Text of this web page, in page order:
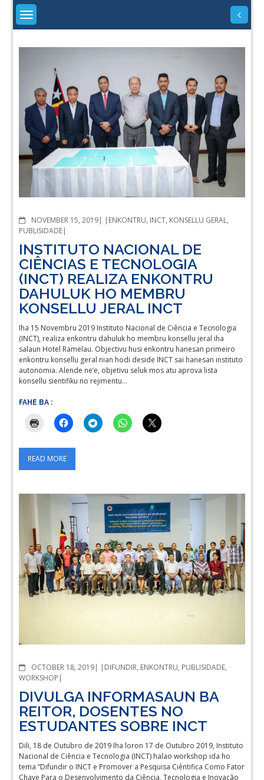
Skip
content
University
NOVEMBER 15, 2019 COMMENTS
ENKONTRU, INCT, KONSELLU GERAL,
PUBLISIDADE
INSTITUTO NACIONAL DE
CIÊNCIAS E TECNOLOGIA
(INCT) REALIZA ENKONTRU
DAHULUK HO MEMBRU
KONSELLU JERAL INCT
Iha 15 Novembru 2019 Instituto Nacional de Ciência e Tecnologia
(INCT), realiza enkontru dahuluk ho membru konsellu jeral iha
salaun Hotel Ramelau. Objectivu husi enkontru hanesan primeiro
enkontru konsellu geral nian hodi deside INCT sai hanesan instituto
autonomia. Alende ne’e, objetivu seluk mos atu aprova lista
konsellu sientifiku no rejimentu…
FAHE BA :
READ MORE
OCTOBER 18, 2019 COMMENTS
DIFUNDIR, ENKONTRU, PUBLISIDADE,
WORKSHOP
DIVULGA INFORMASAUN BA
REITOR, DOSENTES NO
ESTUDANTES SOBRE INCT
Dili, 18 de Outubro de 2019 Iha loron 17 de Outubro 2019, Instituto
Nacional de Ciência e Tecnologia (INCT) halao workshop ida ho
tema “Difundir o INCT e Promover a Pesquisa Ciêntifica Como Fator
Chave Para o Desenvolvimento da Ciência, Tecnologia e Inovação